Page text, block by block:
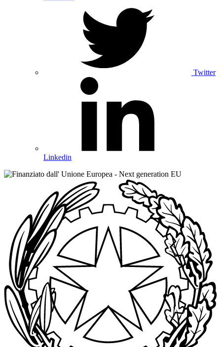
Twitter
Linkedin